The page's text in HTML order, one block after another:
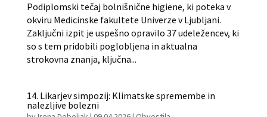
Podiplomski tečaj bolnišnične higiene, ki poteka v
okviru Medicinske fakultete Univerze v Ljubljani.
Zaključni izpit je uspešno opravilo 37 udeležencev, ki
so s tem pridobili poglobljena in aktualna
strokovna znanja, ključna...
14. Likarjev simpozij: Klimatske spremembe in
nalezljive bolezni